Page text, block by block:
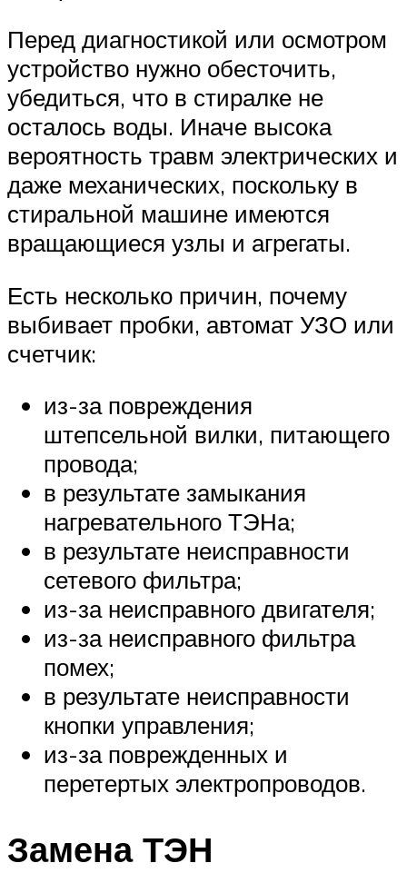
Перед диагностикой или осмотром
устройство нужно обесточить,
убедиться, что в стиралке не
осталось воды. Иначе высока
вероятность травм электрических и
даже механических, поскольку в
стиральной машине имеются
вращающиеся узлы и агрегаты.
Есть несколько причин, почему
выбивает пробки, автомат УЗО или
счетчик:
из-за повреждения
штепсельной вилки, питающего
провода;
в результате замыкания
нагревательного ТЭНа;
в результате неисправности
сетевого фильтра;
из-за неисправного двигателя;
из-за неисправного фильтра
помех;
в результате неисправности
кнопки управления;
из-за поврежденных и
перетертых электропроводов.
Замена ТЭН